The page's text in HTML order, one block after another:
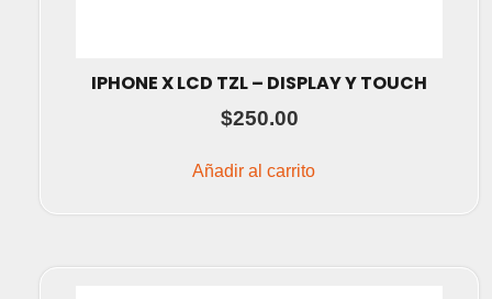
IPHONE X LCD TZL – DISPLAY Y TOUCH
$250.00
Añadir al carrito